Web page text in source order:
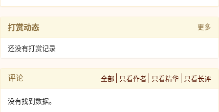
打赏动态 更多
还没有打赏记录
评论 全部 只看作者 只看精华 只看长评
没有找到数据。